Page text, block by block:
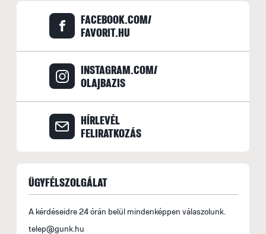
FACEBOOK.COM/
FAVORIT.HU
INSTAGRAM.COM/
OLAJBAZIS
HÍRLEVÉL
FELIRATKOZÁS
ÜGYFÉLSZOLGÁLAT
A kérdéseidre 24 órán belül mindenképpen válaszolunk.
telep@gunk.hu